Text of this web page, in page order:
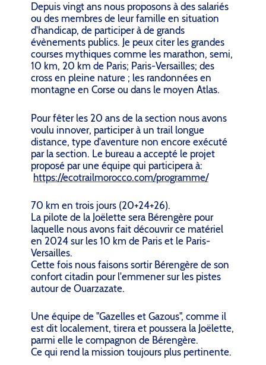
Depuis vingt ans nous proposons à des salariés
ou des membres de leur famille en situation
d'handicap, de participer à de grands
évènements publics. Je peux citer les grandes
courses mythiques comme les marathon, semi,
10 km, 20 km de Paris; Paris-Versailles; des
cross en pleine nature ; les randonnées en
montagne en Corse ou dans le moyen Atlas.
Pour fêter les 20 ans de la section nous avons
voulu innover, participer à un trail longue
distance, type d'aventure non encore exécuté
par la section. Le bureau a accepté le projet
proposé par une équipe qui participera à:
https://ecotrailmorocco.com/programme/
70 km en trois jours (20+24+26).
La pilote de la Joëlette sera Bérengère pour
laquelle nous avons fait découvrir ce matériel
en 2024 sur les 10 km de Paris et le Paris-
Versailles.
Cette fois nous faisons sortir Bérengère de son
confort citadin pour l'emmener sur les pistes
autour de Ouarzazate.
Une équipe de "Gazelles et Gazous", comme il
est dit localement, tirera et poussera la Joëlette,
parmi elle le compagnon de Bérengère.
Ce qui rend la mission toujours plus pertinente.